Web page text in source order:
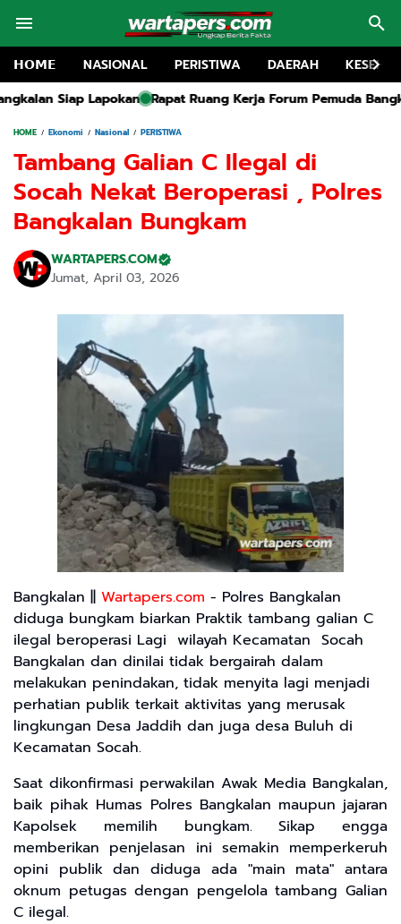
𝗛𝗢𝗠𝗘 NASIONAL PERISTIWA DAERAH
Rapat Ruang Kerja Forum Pemuda Bangkalan Soroti Proyek
HOME Ekonomi Nasional PERISTIWA
Tambang Galian C Ilegal di
Socah Nekat Beroperasi , Polres
Bangkalan Bungkam
WARTAPERS.COM
Jumat, April 03, 2026
Bangkalan || Wartapers.com - Polres Bangkalan
diduga bungkam biarkan Praktik tambang galian C
ilegal beroperasi Lagi wilayah Kecamatan Socah
Bangkalan dan dinilai tidak bergairah dalam
melakukan penindakan, tidak menyita lagi menjadi
perhatian publik terkait aktivitas yang merusak
lingkungan Desa Jaddih dan juga desa Buluh di
Kecamatan Socah.
Saat dikonfirmasi perwakilan Awak Media Bangkalan,
baik pihak Humas Polres Bangkalan maupun jajaran
Kapolsek memilih bungkam. Sikap engga
memberikan penjelasan ini semakin memperkeruh
opini publik dan diduga ada "main mata" antara
oknum petugas dengan pengelola tambang Galian
C ilegal.